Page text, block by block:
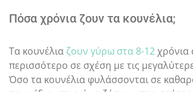
Πόσα χρόνια ζουν τα κουνέλια;
Τα κουνέλια ζουν γύρω στα 8-12χρόνια
περισσότερο σε σχέση με τις
Όσο τα κουνέλια φυλάσσονται σε